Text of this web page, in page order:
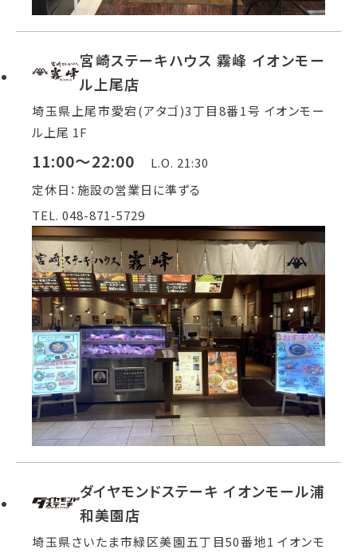
宮崎ステーキハウス 霧峰 イオンモー
ル上尾店
埼玉県上尾市愛宕(アタゴ)3丁目8番1号 イオンモー
ル上尾 1F
11:00～22:00
L.O. 21:30
定休日：施設の営業日に準ずる
TEL. 048-871-5729
ダイヤモンドステーキ イオンモール浦
和美園店
埼玉県さいたま市緑区美園五丁目50番地1 イオンモ